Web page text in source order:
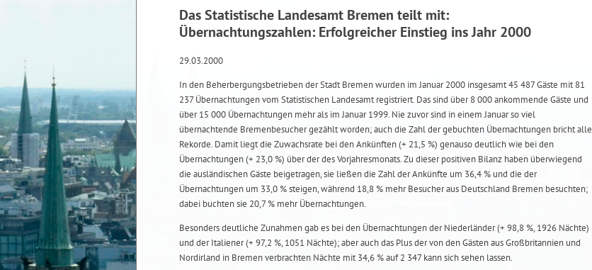
Das Statistische Landesamt Bremen teilt mit:
Übernachtungszahlen: Erfolgreicher Einstieg ins Jahr 2000
29.03.2000
In den Beherbergungsbetrieben der Stadt Bremen wurden im Januar 2000 insgesamt 45 487 Gäste mit 81
237 Übernachtungen vom Statistischen Landesamt registriert. Das sind über 8 000 ankommende Gäste und
über 15 000 Übernachtungen mehr als im Januar 1999. Nie zuvor sind in einem Januar so viel
übernachtende Bremenbesucher gezählt worden; auch die Zahl der gebuchten Übernachtungen bricht alle
Rekorde. Damit liegt die Zuwachsrate bei den Ankünften (+ 21,5 %) genauso deutlich wie bei den
Übernachtungen (+ 23,0 %) über der des Vorjahresmonats. Zu dieser positiven Bilanz haben überwiegend
die ausländischen Gäste beigetragen, sie ließen die Zahl der Ankünfte um 36,4 % und die der
Übernachtungen um 33,0 % steigen, während 18,8 % mehr Besucher aus Deutschland Bremen besuchten;
dabei buchten sie 20,7 % mehr Übernachtungen.
Besonders deutliche Zunahmen gab es bei den Übernachtungen der Niederländer (+ 98,8 %, 1926 Nächte)
und der Italiener (+ 97,2 %, 1051 Nächte); aber auch das Plus der von den Gästen aus Großbritannien und
Nordirland in Bremen verbrachten Nächte mit 34,6 % auf 2 347 kann sich sehen lassen.